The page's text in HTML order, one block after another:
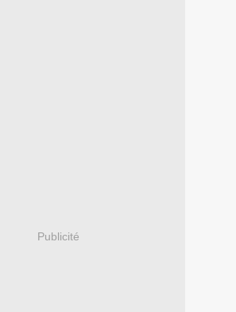
Publicité